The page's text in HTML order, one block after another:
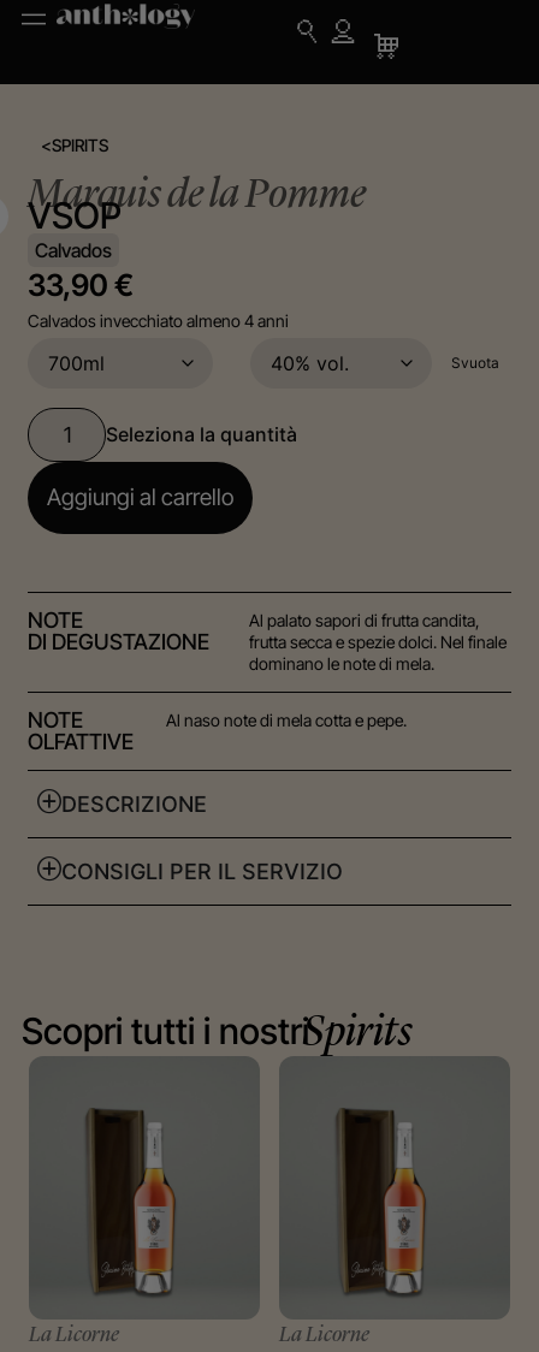
<SPIRITS
Marquis de la Pomme
VSOP
Calvados
33,90 €
Calvados invecchiato almeno 4 anni
Svuota
Aggiungi al carrello
NOTE
DI DEGUSTAZIONE
Al palato sapori di frutta candita,
frutta secca e spezie dolci. Nel finale
dominano le note di mela.
NOTE
OLFATTIVE
Al naso note di mela cotta e pepe.
DESCRIZIONE
CONSIGLI PER IL SERVIZIO
Scopri tutti i nostriSpirits
La Licorne La Licorne